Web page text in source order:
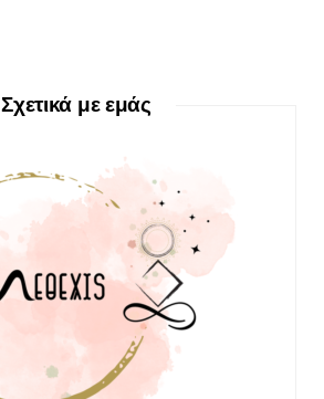
Σχετικά με εμάς